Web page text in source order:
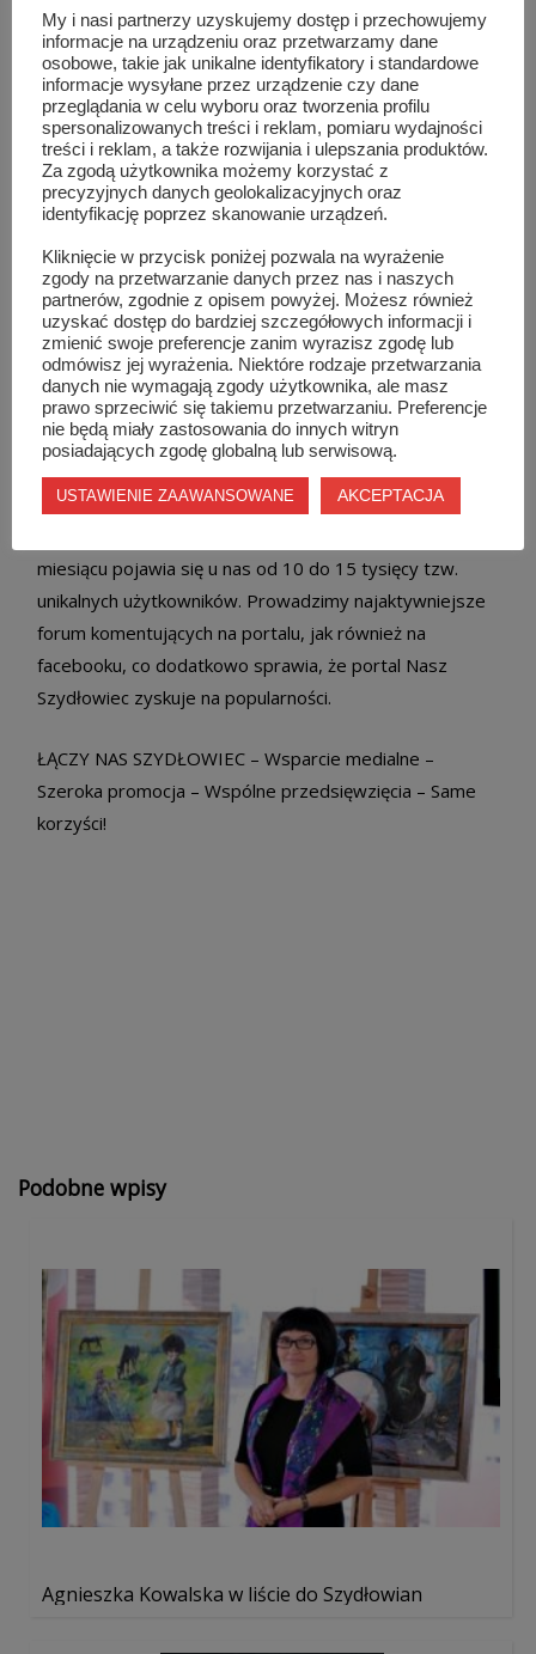
Zapraszamy wszystkich zainteresowanych do
dołączenia! To przede wszystkim forma reklamy i
promocji dla Was, ale nie ukrywamy również tego, że to
bardzo ważna forma wsparcia finansowego dla portalu
Nasz Szydłowiec. Portalu od samego początku
tworzonego niezależnie od wpływów władzy
samorządowej. Liczymy na Waszą przychylność i na to,
że zachęcimy Was do reklamowania się na
najpopularniejszym (nie ma co ukrywać) portalu
internetowym w Szydłowcu
Portal Nasz Szydłowiec może pochwalić się zasięgiem
na terenie całego powiatu szydłowieckiego. Na
Facebooku obserwuje nas ponad 5 tysięcy fanów, w
każdym tygodniu nasze posty na tym kanale docierają
do około 25 – 30 tysięcy odbiorców (!). Artykuły na
miesiącu pojawia się u nas od 10 do 15 tysięcy tzw.
unikalnych użytkowników. Prowadzimy najaktywniejsze
forum komentujących na portalu, jak również na
facebooku, co dodatkowo sprawia, że portal Nasz
Szydłowiec zyskuje na popularności.
ŁĄCZY NAS SZYDŁOWIEC – Wsparcie medialne –
Szeroka promocja – Wspólne przedsięwzięcia – Same
korzyści!
Podobne wpisy
Agnieszka Kowalska w liście do Szydłowian
My i nasi partnerzy uzyskujemy dostęp i przechowujemy
informacje na urządzeniu oraz przetwarzamy dane
osobowe, takie jak unikalne identyfikatory i standardowe
informacje wysyłane przez urządzenie czy dane
przeglądania w celu wyboru oraz tworzenia profilu
spersonalizowanych treści i reklam, pomiaru wydajności
treści i reklam, a także rozwijania i ulepszania produktów.
Za zgodą użytkownika możemy korzystać z
precyzyjnych danych geolokalizacyjnych oraz
identyfikację poprzez skanowanie urządzeń.
Kliknięcie w przycisk poniżej pozwala na wyrażenie
zgody na przetwarzanie danych przez nas i naszych
partnerów, zgodnie z opisem powyżej. Możesz również
uzyskać dostęp do bardziej szczegółowych informacji i
zmienić swoje preferencje zanim wyrazisz zgodę lub
odmówisz jej wyrażenia. Niektóre rodzaje przetwarzania
danych nie wymagają zgody użytkownika, ale masz
prawo sprzeciwić się takiemu przetwarzaniu. Preferencje
nie będą miały zastosowania do innych witryn
posiadających zgodę globalną lub serwisową.
USTAWIENIE ZAAWANSOWANE AKCEPTACJA